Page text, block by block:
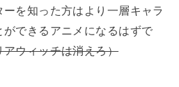
を知った方はより一層キャラ
できるアニメになるはずで
ウィッチは消えろ）